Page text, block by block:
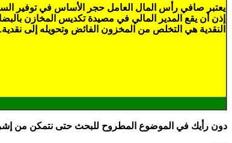
يعتبر صافي رأس المال العامل حجر الأساس في توفير
إذن أن يقع المدير المالي في مصيدة تكديس المخازن
النقدية هي التخلص من المخزون الفائض وتحويله إلى نقدية.
دون رأيك في الموضوع المطروح للبحث حتى نتمكن من